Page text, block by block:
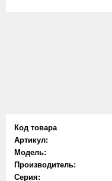
Код товара
Артикул:
Модель:
Производитель:
Серия: